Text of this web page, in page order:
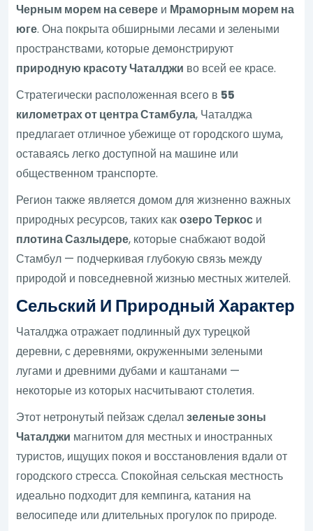
Черным морем на севере и Мраморным морем на
юге. Она покрыта обширными лесами и зелеными
пространствами, которые демонстрируют
природную красоту Чаталджи во всей ее красе.
Стратегически расположенная всего в 55
километрах от центра Стамбула, Чаталджа
предлагает отличное убежище от городского шума,
оставаясь легко доступной на машине или
общественном транспорте.
Регион также является домом для жизненно важных
природных ресурсов, таких какозеро Теркос и
плотина Сазлыдере, которые снабжают водой
Стамбул — подчеркивая глубокую связь между
природой и повседневной жизнью местных жителей.
Сельский И Природный Характер
Чаталджа отражает подлинный дух турецкой
деревни, с деревнями, окруженными зелеными
лугами и древними дубами и каштанами —
некоторые из которых насчитывают столетия.
Этот нетронутый пейзаж сделалзеленые зоны
Чаталджи магнитом для местных и иностранных
туристов, ищущих покоя и восстановления вдали от
городского стресса. Спокойная сельская местность
идеально подходит для кемпинга, катания на
велосипеде или длительных прогулок по природе.